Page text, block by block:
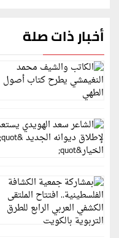
أخبار ذات صلة